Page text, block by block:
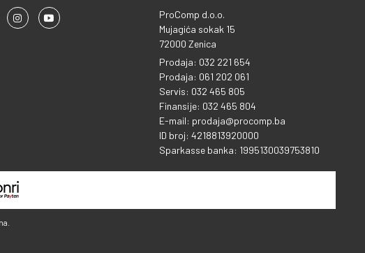
ProComp d.o.o.
Mujagića sokak 15
72000 Zenica
Prodaja: 032 221 654
Prodaja: 061 202 061
Servis: 032 465 805
Finansije: 032 465 804
E-mail: prodaja@procomp.ba
ID broj: 4218813920000
Sparkasse banka: 1995130039753810